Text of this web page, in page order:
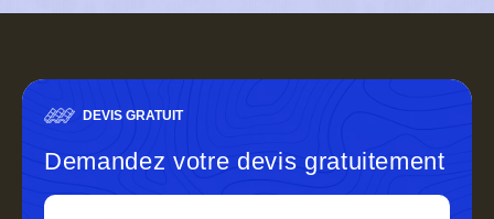
DEVIS GRATUIT
Demandez votre devis gratuitement